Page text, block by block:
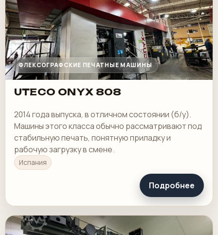
ФЛЕКСОГРАФСКИЕ ПЕЧАТНЫЕ МАШИНЫ
UTECO ONYX 808
2014 года выпуска, в отличном состоянии (б/у).
Машины этого класса обычно рассматривают под
стабильную печать, понятную приладку и
рабочую загрузку в смене.
Испания
Подробнее